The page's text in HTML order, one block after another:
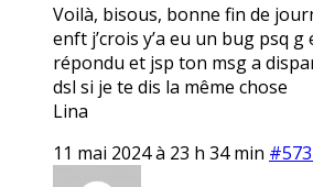
Voilà, bisous, bonne fin de
enft j’crois y’a eu un bug psq g
répondu et jsp ton msg a
dsl si je te dis la même chose
Lina
11 mai 2024 à 23 h 34 min